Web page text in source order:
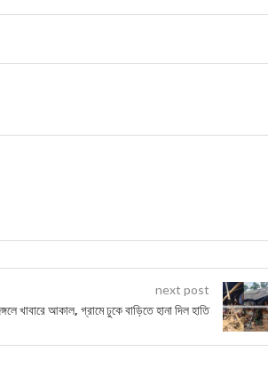
next post
খাবারে আকাল, গ্রামে ঢুকে বাড়িতে হানা দিল হাতি